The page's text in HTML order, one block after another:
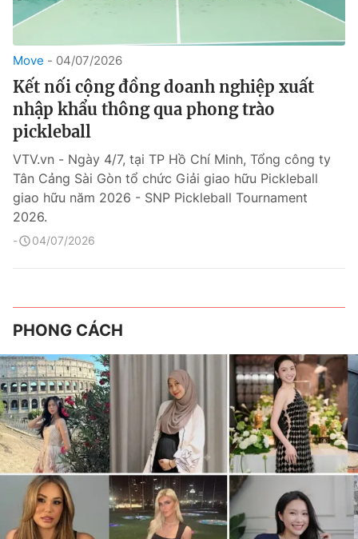
Move 04/07/2026
Kết nối cộng đồng doanh nghiệp xuất
nhập khẩu thông qua phong trào
pickleball
VTV.vn - Ngày 4/7, tại TP Hồ Chí Minh, Tổng công ty
Tân Cảng Sài Gòn tổ chức Giải giao hữu Pickleball
giao hữu năm 2026 - SNP Pickleball Tournament
2026.
04/07/2026
PHONG CÁCH